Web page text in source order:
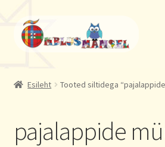
Liigu
navigeerimisele
Liigu
sisu
juurde
Aadressid
Esileht Tooted siltidega
pajalappide